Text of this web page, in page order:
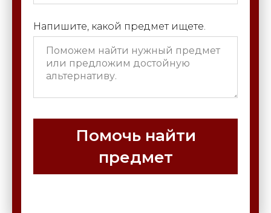
Напишите, какой предмет ищете.
Помочь найти
предмет